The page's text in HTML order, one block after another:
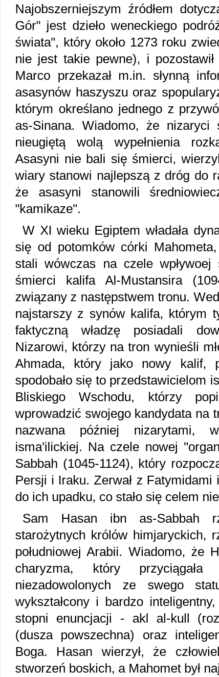
Najobszerniejszym źródłem
Gór" jest dzieło weneckiego
świata", który około 1273 roku
nie jest takie pewne), i
Marco przekazał m.in. słynną
asasynów haszyszu oraz
którym określano jednego z
as-Sinana. Wiadomo, że
nieugiętą wolą wypełnienia
Asasyni nie bali się śmierci,
wiary stanowi najlepszą z dróg do
że asasyni stanowili
"kamikaze".
W XI wieku Egiptem władała
się od potomków córki
stali wówczas na czele
śmierci kalifa Al-Mustansira
związany z następstwem tronu.
najstarszy z synów kalifa, którym
faktyczną władzę posiadali
Nizarowi, którzy na tron wynieśli
Ahmada, który jako nowy kalif,
spodobało się to przedstawicielom
Bliskiego Wschodu, którzy
wprowadzić swojego kandydata na
nazwana później nizarytami,
isma'ilickiej. Na czele nowej
Sabbah (1045-1124), który
Persji i Iraku. Zerwał z
do ich upadku, co stało się celem
Sam Hasan ibn as-Sabbah
starożytnych królów himjaryckich,
południowej Arabii. Wiadomo, że
charyzma, który
niezadowolonych ze swego
wykształcony i bardzo
stopni enuncjacji - akl al-kull
(dusza powszechna) oraz
Boga. Hasan wierzył, że
stworzeń boskich, a Mahomet był